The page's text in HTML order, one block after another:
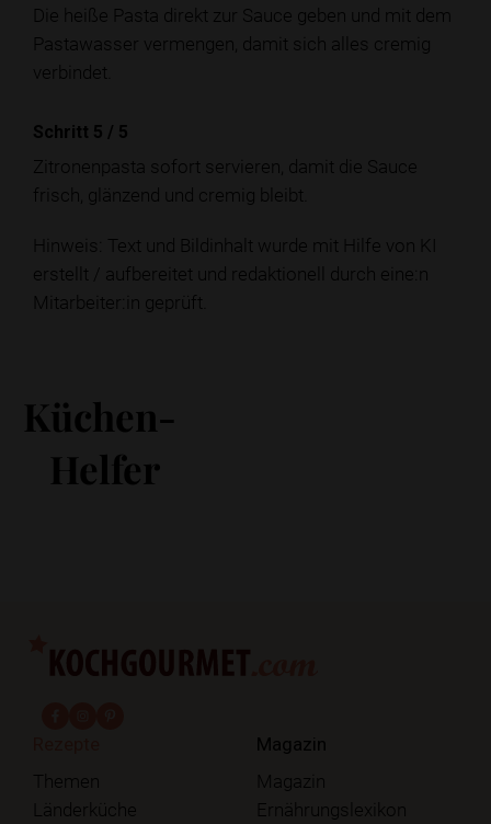
Die heiße Pasta direkt zur Sauce geben und mit dem
Pastawasser vermengen, damit sich alles cremig
verbindet.
Schritt 5 / 5
Zitronenpasta sofort servieren, damit die Sauce
frisch, glänzend und cremig bleibt.
Hinweis: Text und Bildinhalt wurde mit Hilfe von KI
erstellt / aufbereitet und redaktionell durch eine:n
Mitarbeiter:in geprüft.
Küchen-
Helfer
Themen
Länderküche
Magazin
Magazin
Ernährungslexikon